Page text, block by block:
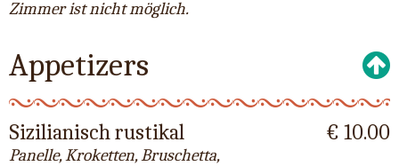
Zimmer ist nicht möglich.
Appetizers
Sizilianisch rustikal
Panelle, Kroketten, Bruschetta,
€ 10.00